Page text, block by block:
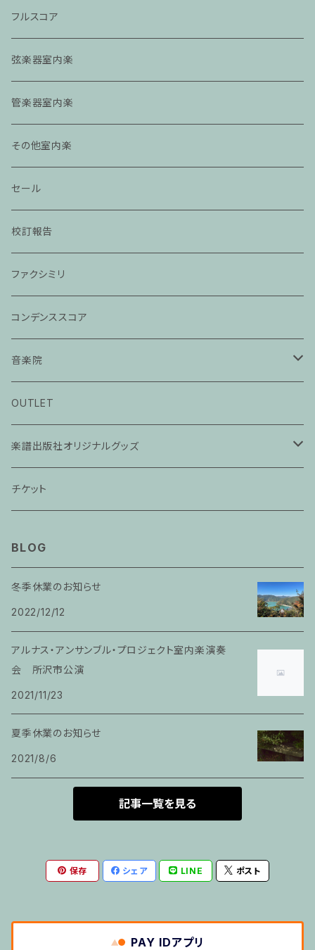
フルスコア
弦楽器室内楽
管楽器室内楽
その他室内楽
セール
校訂報告
ファクシミリ
コンデンススコア
音楽院
ピアノ科３０分レッスン
ピアノ科４５分レッスン
家族割プラン
家族割適用プラン2
家族割適用プラン3
家族割適用プラン4
ヴァイオリンピアノ６０分レッスン
ピアノ科６０分レッスン
その他のご利用
OUTLET
楽譜出版社オリジナルグッズ
アパレル
チケット
BLOG
冬季休業のお知らせ
2022/12/12
アルナス・アンサンブル・プロジェクト室内楽演奏
会 所沢市公演
2021/11/23
夏季休業のお知らせ
2021/8/6
記事一覧を見る
保存 シェア LINE ポスト
PAY IDアプリ